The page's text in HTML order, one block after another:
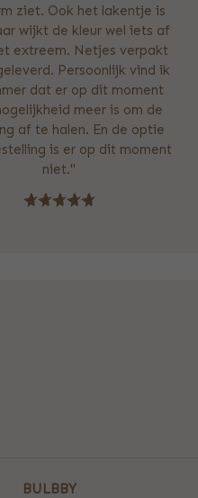
ziet. Ook het lakentje is
wijkt de kleur wel iets af
extreem. Netjes verpakt
Persoonlijk vind ik
dat er op dit moment
meer is om de
af te halen. En de optie
is er op dit moment
niet."
BULBBY